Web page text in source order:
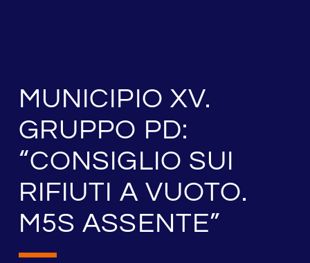
MUNICIPIO XV.
GRUPPO PD:
“CONSIGLIO SUI
RIFIUTI A VUOTO.
M5S ASSENTE”